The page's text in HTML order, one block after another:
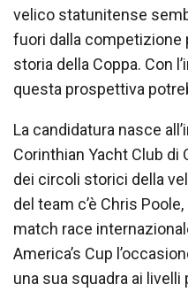
velico statunitense
fuori dalla competizione
storia della Coppa. Con
questa prospettiva
La candidatura nasce
Corinthian Yacht Club di
dei circoli storici della
del team c’è Chris
match race
America’s Cup
una sua squadra ai livelli